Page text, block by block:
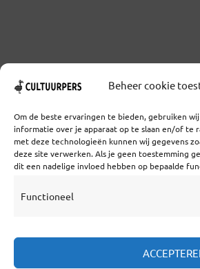
Beheer cookie
Om de beste ervaringen te bieden, gebruiken
informatie over je apparaat op te slaan en/of te
met deze technologieën kunnen wij gegevens
deze site verwerken. Als je geen toestemming
dit een nadelige invloed hebben op bepaalde
Functioneel